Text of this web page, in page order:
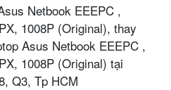
Netbook EEEPC ,
1008P (Original), thay
Asus Netbook EEEPC ,
1008P (Original) tại
Q3, Tp HCM